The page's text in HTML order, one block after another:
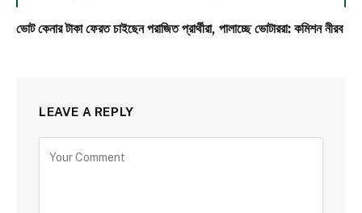
ভোট কেনার টাকা ফেরত চাইছেন পরাজিত প্রার্থীরা, পালাচ্ছে ভোটাররা: কমিশন নীরব
LEAVE A REPLY